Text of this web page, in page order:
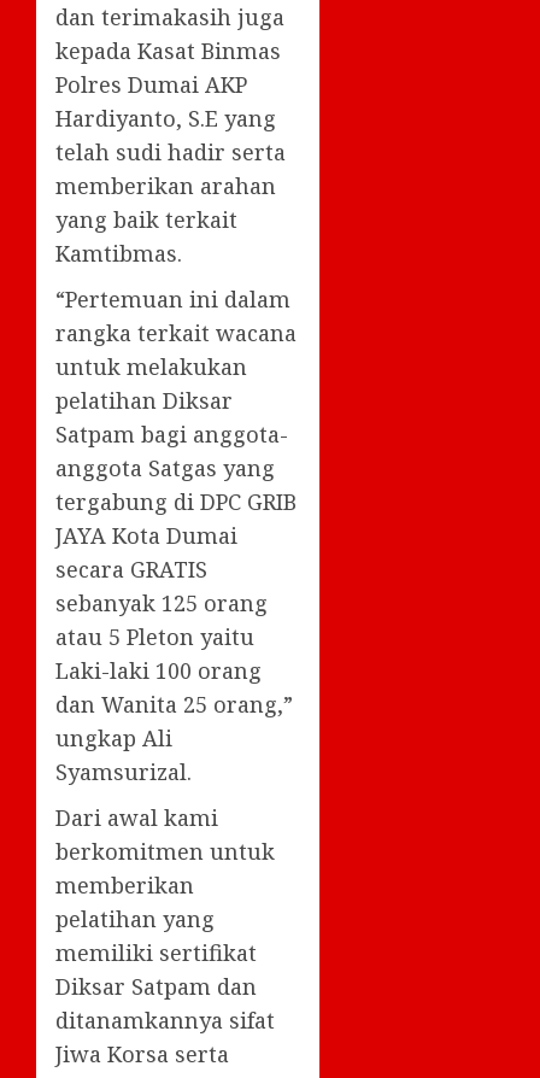
dan terimakasih juga
kepada Kasat Binmas
Polres Dumai AKP
Hardiyanto, S.E yang
telah sudi hadir serta
memberikan arahan
yang baik terkait
Kamtibmas.
“Pertemuan ini dalam
rangka terkait wacana
untuk melakukan
pelatihan Diksar
Satpam bagi anggota-
anggota Satgas yang
tergabung di DPC GRIB
JAYA Kota Dumai
secara GRATIS
sebanyak 125 orang
atau 5 Pleton yaitu
Laki-laki 100 orang
dan Wanita 25 orang,”
ungkap Ali
Syamsurizal.
Dari awal kami
berkomitmen untuk
memberikan
pelatihan yang
memiliki sertifikat
Diksar Satpam dan
ditanamkannya sifat
Jiwa Korsa serta